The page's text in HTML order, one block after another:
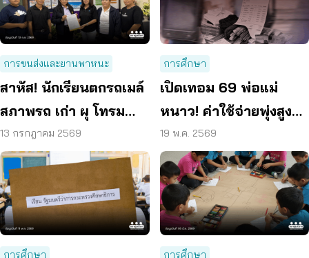
การขนส่งและยานพาหนะ
สาหัส! นักเรียนตกรถเมล์
สภาพรถ เก่า ผุ โทรม
ถามหามาตรฐานรถ
ปลอดภัย
13 กรกฎาคม 2569
การศึกษา
เปิดเทอม 69 พ่อแม่
หนาว! ค่าใช้จ่ายพุ่งสูงสุด
รอบ 17 ปี “เรียนฟรีไม่มี
จริง”
19 พ.ค. 2569
การศึกษา การศึกษา